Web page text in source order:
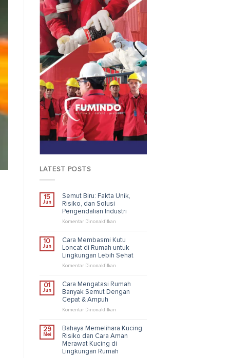
LATEST POSTS
15
Jun
Semut Biru: Fakta Unik,
Risiko, dan Solusi
Pengendalian Industri
Komentar Dinonaktifkan
Fakta
Unik,
Risiko,
Industri
10
Jun
Cara Membasmi Kutu
Loncat di Rumah untuk
Lingkungan Lebih Sehat
Komentar Dinonaktifkan
Kutu
Loncat
Lebih
Sehat
01
Jun
Cara Mengatasi Rumah
Banyak Semut Dengan
Cepat & Ampuh
Komentar Dinonaktifkan
Rumah
Banyak
Semut
Dengan
29
Mei
Bahaya Memelihara Kucing:
Risiko dan Cara Aman
Merawat Kucing di
Lingkungan Rumah